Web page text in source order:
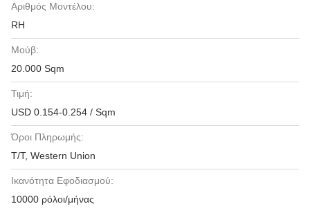
Αριθμός Μοντέλου:
RH
Μούβ:
20.000 Sqm
Τιμή:
USD 0.154-0.254 / Sqm
Όροι Πληρωμής:
T/T, Western Union
Ικανότητα Εφοδιασμού:
10000 ρόλοι/μήνας